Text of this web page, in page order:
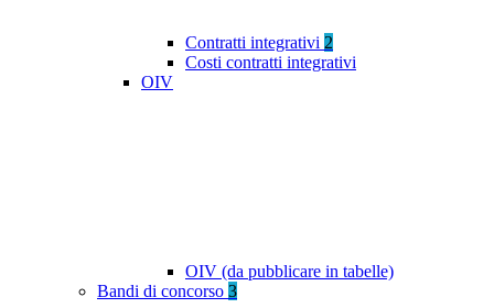
Contratti integrativi 2
Costi contratti integrativi
OIV
OIV (da pubblicare in tabelle)
Bandi di concorso 3